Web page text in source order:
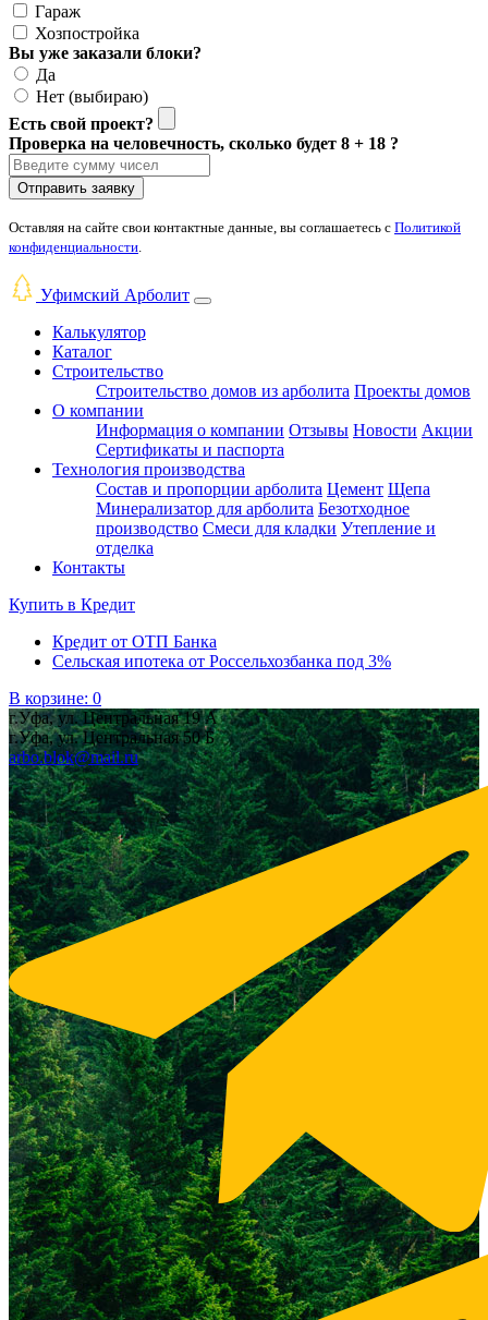
Гараж
Хозпостройка
Вы уже заказали блоки?
Да
Нет (выбираю)
Есть свой проект?
Проверка на человечность, сколько будет 8 + 18 ?
Отправить заявку
Оставляя на сайте свои контактные данные, вы соглашаетесь с Политикой
конфиденциальности
Уфимский Арболит
Калькулятор
Каталог
Строительство
Строительство домов из арболита Проекты домов
О компании
Информация о компании Отзывы Новости Акции
Сертификаты и паспорта
Технология производства
Состав и пропорции арболита Цемент Щепа
Минерализатор для арболита Безотходное
производство Смеси для кладки Утепление и
отделка
Контакты
Купить в Кредит
Кредит от ОТП Банка
Сельская ипотека от Россельхозбанка под 3%
В корзине: 0
г.Уфа, ул. Центральная 19 А
г.Уфа, ул. Центральная 50 Б
arbo.blok@mail.ru